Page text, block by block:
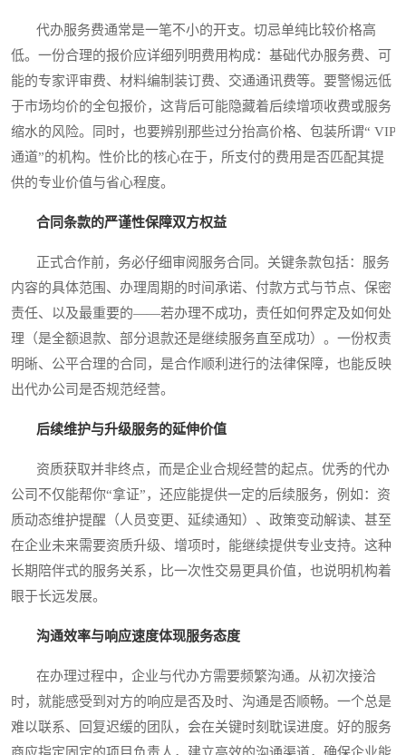
代办服务费通常是一笔不小的开支。切忌单纯比较价格高
低。一份合理的报价应详细列明费用构成：基础代办服务费、可
能的专家评审费、材料编制装订费、交通通讯费等。要警惕远低
于市场均价的全包报价，这背后可能隐藏着后续增项收费或服务
缩水的风险。同时，也要辨别那些过分抬高价格、包装所谓“ VIP
通道”的机构。性价比的核心在于，所支付的费用是否匹配其提
供的专业价值与省心程度。
合同条款的严谨性保障双方权益
正式合作前，务必仔细审阅服务合同。关键条款包括：服务
内容的具体范围、办理周期的时间承诺、付款方式与节点、保密
责任、以及最重要的——若办理不成功，责任如何界定及如何处
理（是全额退款、部分退款还是继续服务直至成功）。一份权责
明晰、公平合理的合同，是合作顺利进行的法律保障，也能反映
出代办公司是否规范经营。
后续维护与升级服务的延伸价值
资质获取并非终点，而是企业合规经营的起点。优秀的代办
公司不仅能帮你“拿证”，还应能提供一定的后续服务，例如：资
质动态维护提醒（人员变更、延续通知）、政策变动解读、甚至
在企业未来需要资质升级、增项时，能继续提供专业支持。这种
长期陪伴式的服务关系，比一次性交易更具价值，也说明机构着
眼于长远发展。
沟通效率与响应速度体现服务态度
在办理过程中，企业与代办方需要频繁沟通。从初次接洽
时，就能感受到对方的响应是否及时、沟通是否顺畅。一个总是
难以联系、回复迟缓的团队，会在关键时刻耽误进度。好的服务
商应指定固定的项目负责人，建立高效的沟通渠道，确保企业能